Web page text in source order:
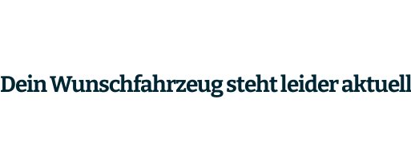
Dein Wunschfahrzeug steht leider